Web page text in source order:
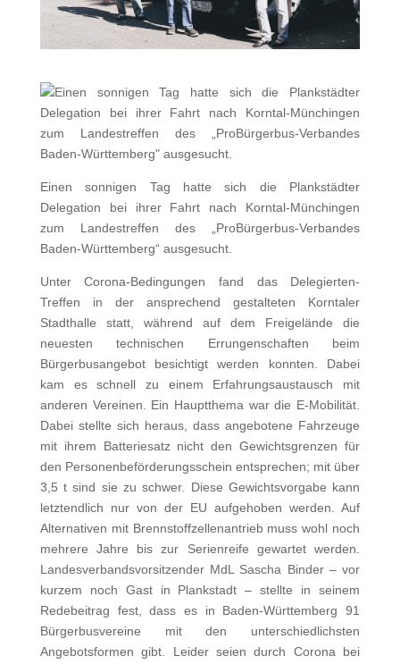
Einen sonnigen Tag hatte sich die Plankstädter
Delegation bei ihrer Fahrt nach Korntal-Münchingen
zum Landestreffen des „ProBürgerbus-Verbandes
Baden-Württemberg“ ausgesucht.
Unter Corona-Bedingungen fand das Delegierten-
Treffen in der ansprechend gestalteten Korntaler
Stadthalle statt, während auf dem Freigelände die
neuesten technischen Errungenschaften beim
Bürgerbusangebot besichtigt werden konnten. Dabei
kam es schnell zu einem Erfahrungsaustausch mit
anderen Vereinen. Ein Hauptthema war die E-Mobilität.
Dabei stellte sich heraus, dass angebotene Fahrzeuge
mit ihrem Batteriesatz nicht den Gewichtsgrenzen für
den Personenbeförderungsschein entsprechen; mit über
3,5 t sind sie zu schwer. Diese Gewichtsvorgabe kann
letztendlich nur von der EU aufgehoben werden. Auf
Alternativen mit Brennstoffzellenantrieb muss wohl noch
mehrere Jahre bis zur Serienreife gewartet werden.
Landesverbandsvorsitzender MdL Sascha Binder – vor
kurzem noch Gast in Plankstadt – stellte in seinem
Redebeitrag fest, dass es in Baden-Württemberg 91
Bürgerbusvereine mit den unterschiedlichsten
Angebotsformen gibt. Leider seien durch Corona bei